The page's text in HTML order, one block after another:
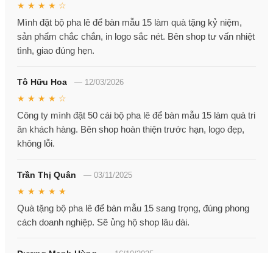
★ ★ ★ ★ ☆
Mình đặt bộ pha lê để bàn mẫu 15 làm quà tặng kỷ niệm,
sản phẩm chắc chắn, in logo sắc nét. Bên shop tư vấn nhiệt
tình, giao đúng hẹn.
Tô Hữu Hoa — 12/03/2026
★ ★ ★ ★ ☆
Công ty mình đặt 50 cái bộ pha lê để bàn mẫu 15 làm quà tri
ân khách hàng. Bên shop hoàn thiện trước hạn, logo đẹp,
không lỗi.
Trần Thị Quân — 03/11/2025
★ ★ ★ ★ ★
Quà tặng bộ pha lê để bàn mẫu 15 sang trọng, đúng phong
cách doanh nghiệp. Sẽ ủng hộ shop lâu dài.